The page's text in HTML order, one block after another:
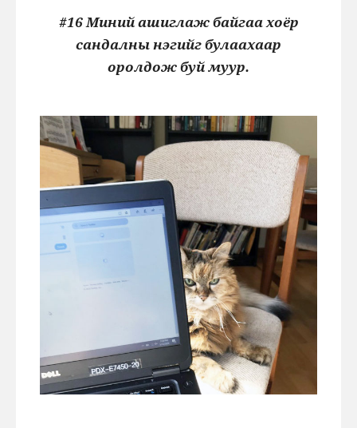
#16 Миний ашиглаж байгаа хоёр
сандалны нэгийг булаахаар
оролдож буй муур.